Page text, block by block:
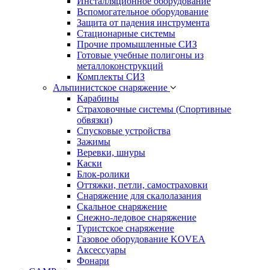
Вспомогательное оборудование
Защита от падения инструмента
Стационарные системы
Прочие промышленные СИЗ
Готовые учебные полигоны из
металлоконструкций
Комплекты СИЗ
Альпинистское снаряжение
Карабины
Страховочные системы (Спортивные
обвязки)
Спусковые устройства
Зажимы
Веревки, шнуры
Каски
Блок-ролики
Оттяжки, петли, самостраховки
Снаряжение для скалолазания
Скальное снаряжение
Снежно-ледовое снаряжение
Туристское снаряжение
Газовое оборудование KOVEA
Аксессуары
Фонари